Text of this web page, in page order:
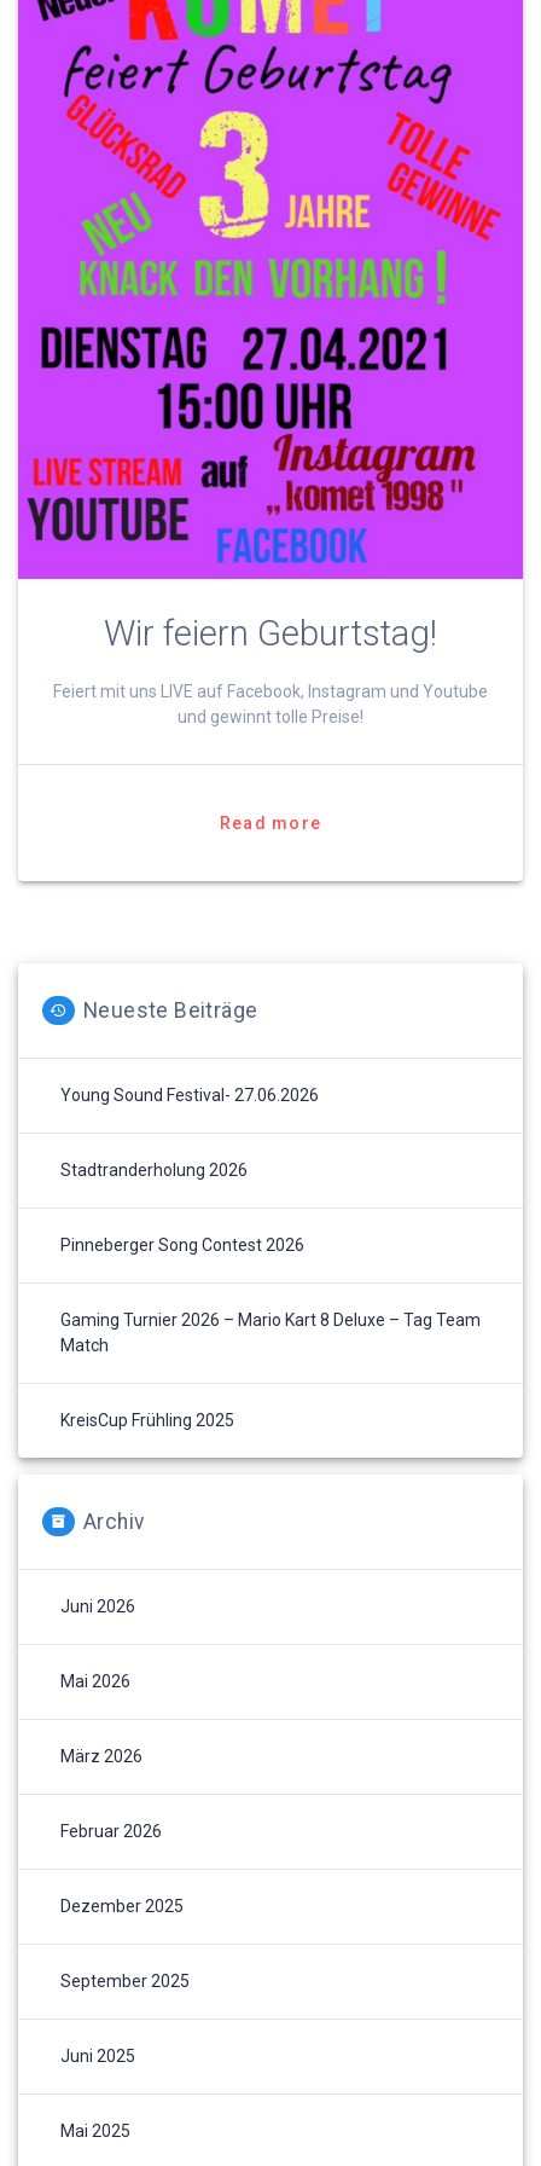
Wir feiern Geburtstag!
Feiert mit uns LIVE auf Facebook, Instagram und Youtube
und gewinnt tolle Preise!
Read more
Neueste Beiträge
Young Sound Festival- 27.06.2026
Stadtranderholung 2026
Pinneberger Song Contest 2026
Gaming Turnier 2026 – Mario Kart 8 Deluxe – Tag Team
Match
KreisCup Frühling 2025
Archiv
Juni 2026
Mai 2026
März 2026
Februar 2026
Dezember 2025
September 2025
Juni 2025
Mai 2025